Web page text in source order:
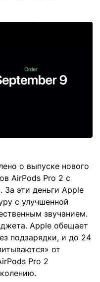
о выпуске нового
AirPods Pro 2 с
За эти деньги Apple
с улучшенной
звучанием.
Apple обещает
подзарядки, и до 24
от
Pro 2